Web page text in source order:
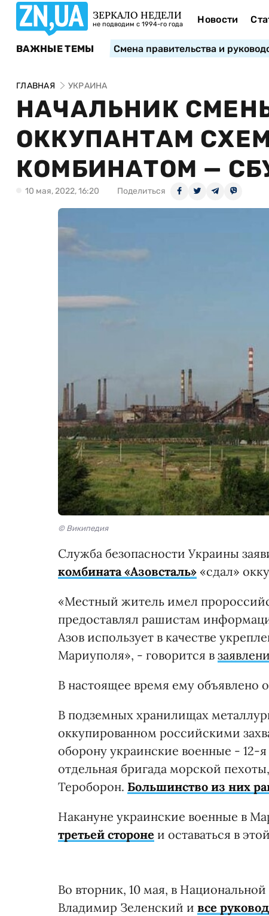
ЗЕРКАЛО НЕДЕЛИ
не подводим с 1994-го года Новости
ВАЖНЫЕ ТЕМЫ Смена правительства и
ГЛАВНАЯ УКРАИНА
НАЧАЛЬНИК
ОККУПАНТАМ
КОМБИНАТОМ —
10 мая, 2022, 16:20 Поделиться
© Википедия
Служба безопасности Украины
комбината «Азовсталь» «сдал»
«Местный житель имел
предоставлял рашистам
Азов использует в качестве
Мариуполя», - говорится в
В настоящее время ему объявлено
В подземных хранилищах
оккупированном российскими
оборону украинские военные - 12-
отдельная бригада морской
Тероборон. Большинство из них
Накануне украинские военные в
третьей стороне и оставаться в
Во вторник, 10 мая, в
Владимир Зеленский и все